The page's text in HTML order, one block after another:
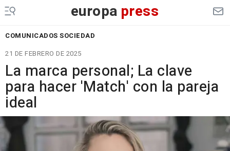
europa press
COMUNICADOS SOCIEDAD
21 DE FEBRERO DE 2025
La marca personal; La clave
para hacer 'Match' con la pareja
ideal